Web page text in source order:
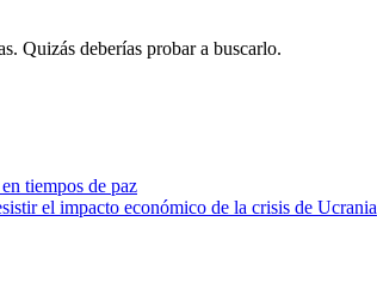
Quizás deberías probar a buscarlo.
tiempos de paz
el impacto económico de la crisis de Ucrania